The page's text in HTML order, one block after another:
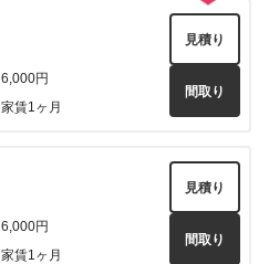
6,000円
家賃1ヶ月
見積り
間取り
6,000円
家賃1ヶ月
見積り
間取り